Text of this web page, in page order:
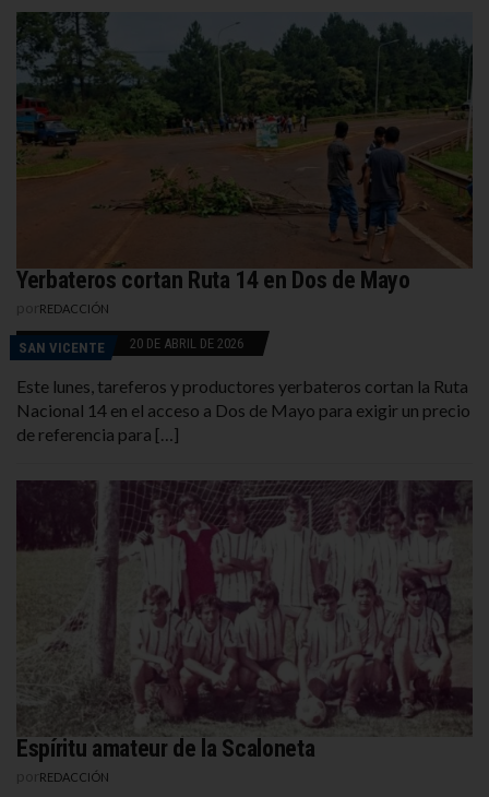
Yerbateros cortan Ruta 14 en Dos de Mayo
REDACCIÓN
SAN VICENTE 20 DE ABRIL DE 2026
Este lunes, tareferos y productores yerbateros cortan la Ruta
Nacional 14 en el acceso a Dos de Mayo para exigir un precio
de referencia para […]
Espíritu amateur de la Scaloneta
REDACCIÓN